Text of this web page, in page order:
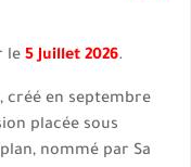
le 5 Juillet 2026.
créé en septembre
placée sous
nommé par Sa